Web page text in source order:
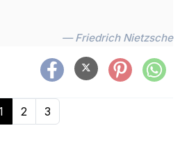
— Friedrich Nietzsche
2 3